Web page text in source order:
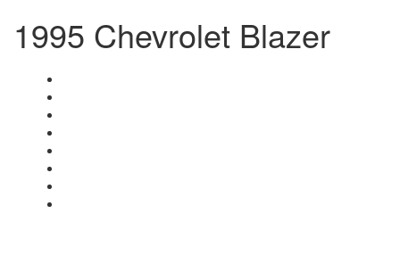
1995 Chevrolet Blazer